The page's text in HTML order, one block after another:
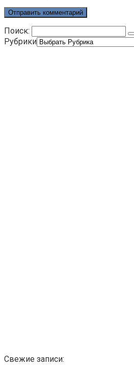
Поиск:
Рубрики
Свежие записи: